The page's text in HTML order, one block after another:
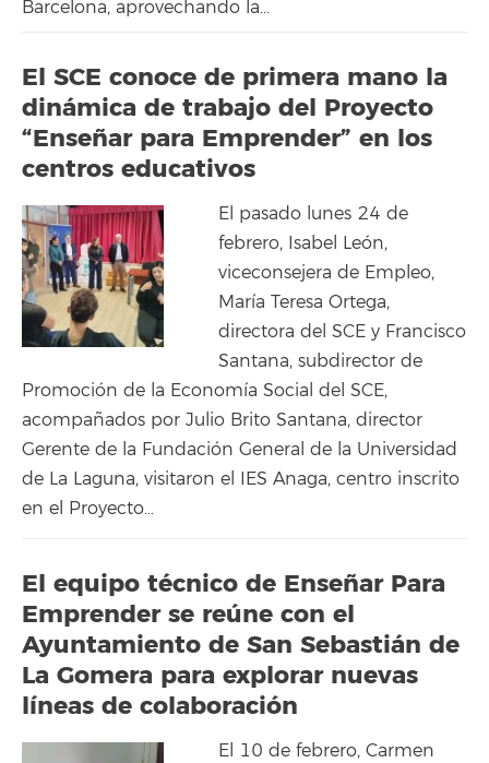
Barcelona, aprovechando la...
El SCE conoce de primera mano la
dinámica de trabajo del Proyecto
“Enseñar para Emprender” en los
centros educativos
El pasado lunes 24 de
febrero, Isabel León,
viceconsejera de Empleo,
María Teresa Ortega,
directora del SCE y Francisco
Santana, subdirector de
Promoción de la Economía Social del SCE,
acompañados por Julio Brito Santana, director
Gerente de la Fundación General de la Universidad
de La Laguna, visitaron el IES Anaga, centro inscrito
en el Proyecto…
El equipo técnico de Enseñar Para
Emprender se reúne con el
Ayuntamiento de San Sebastián de
La Gomera para explorar nuevas
líneas de colaboración
El 10 de febrero, Carmen